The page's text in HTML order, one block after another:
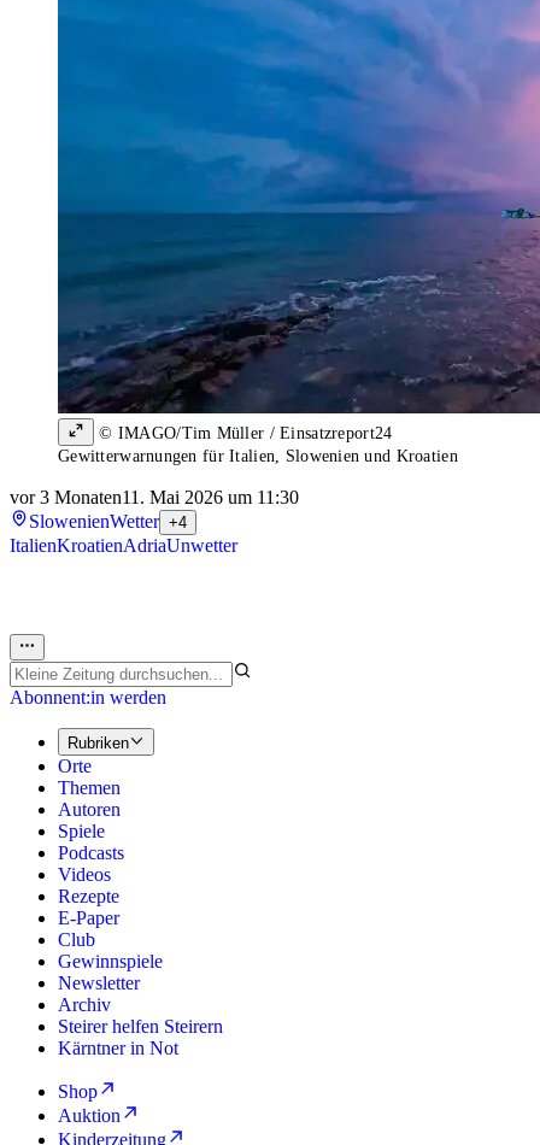
© IMAGO/Tim Müller / Einsatzreport24
Gewitterwarnungen für Italien, Slowenien und Kroatien
vor 3 Monaten11. Mai 2026 um 11:30
SlowenienWetter +4
ItalienKroatienAdriaUnwetter
Abonnent:in werden
Rubriken
Orte
Themen
Autoren
Spiele
Podcasts
Videos
Rezepte
E-Paper
Club
Gewinnspiele
Newsletter
Archiv
Steirer helfen Steirern
Kärntner in Not
Shop
Auktion
Kinderzeitung